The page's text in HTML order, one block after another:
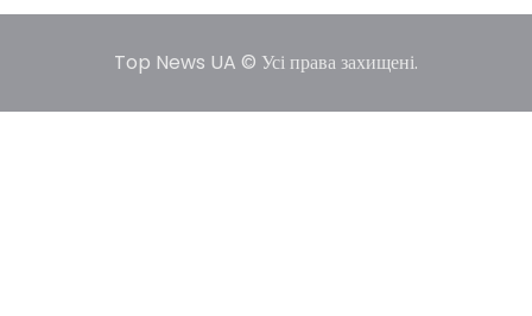
Top News UA © Усі права захищені.